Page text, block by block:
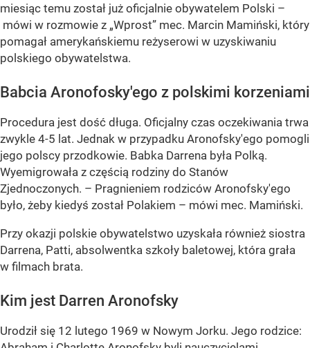
miesiąc temu został już oficjalnie obywatelem Polski –
mówi w rozmowie z „Wprost” mec. Marcin Mamiński, który
pomagał amerykańskiemu reżyserowi w uzyskiwaniu
polskiego obywatelstwa.
Babcia Aronofosky'ego z polskimi korzeniami
Procedura jest dość długa. Oficjalny czas oczekiwania trwa
zwykle 4-5 lat. Jednak w przypadku Aronofsky'ego pomogli
jego polscy przodkowie. Babka Darrena była Polką.
Wyemigrowała z częścią rodziny do Stanów
Zjednoczonych. – Pragnieniem rodziców Aronofsky'ego
było, żeby kiedyś został Polakiem – mówi mec. Mamiński.
Przy okazji polskie obywatelstwo uzyskała również siostra
Darrena, Patti, absolwentka szkoły baletowej, która grała
w filmach brata.
Kim jest Darren Aronofsky
Urodził się 12 lutego 1969 w Nowym Jorku. Jego rodzice: